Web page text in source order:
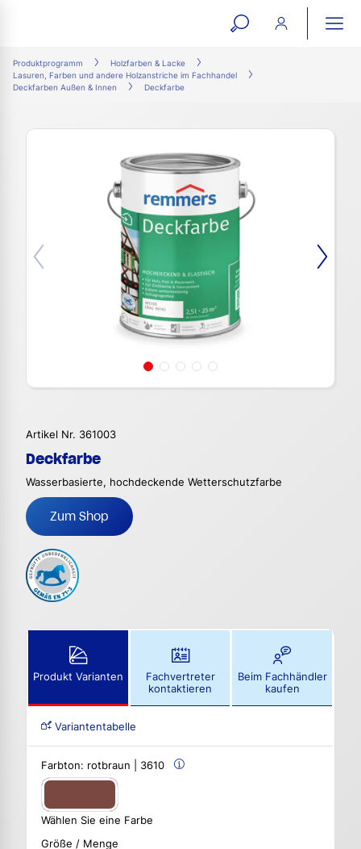
open
Produktprogramm
Holzfarben & Lacke
Lasuren, Farben und andere Holzanstriche im Fachhandel
Deckfarben Außen & Innen
Deckfarbe
Artikel Nr. 361003
Deckfarbe
Wasserbasierte, hochdeckende Wetterschutzfarbe
Zum Shop
Produkt Varianten
Fachvertreter
kontaktieren
Beim Fachhändler
kaufen
Variantentabelle
Farbton: rotbraun | 3610
Wählen Sie eine Farbe
Größe / Menge